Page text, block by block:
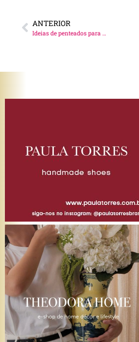
ANTERIOR
Ideias de penteados para as festas de final de ano!